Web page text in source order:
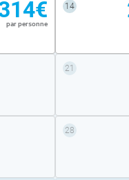
par personne
14
21
28